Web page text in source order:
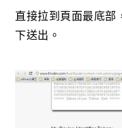
直接拉到頁面最底部
下送出。